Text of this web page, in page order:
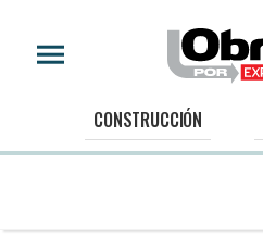
CONSTRUCCIÓN